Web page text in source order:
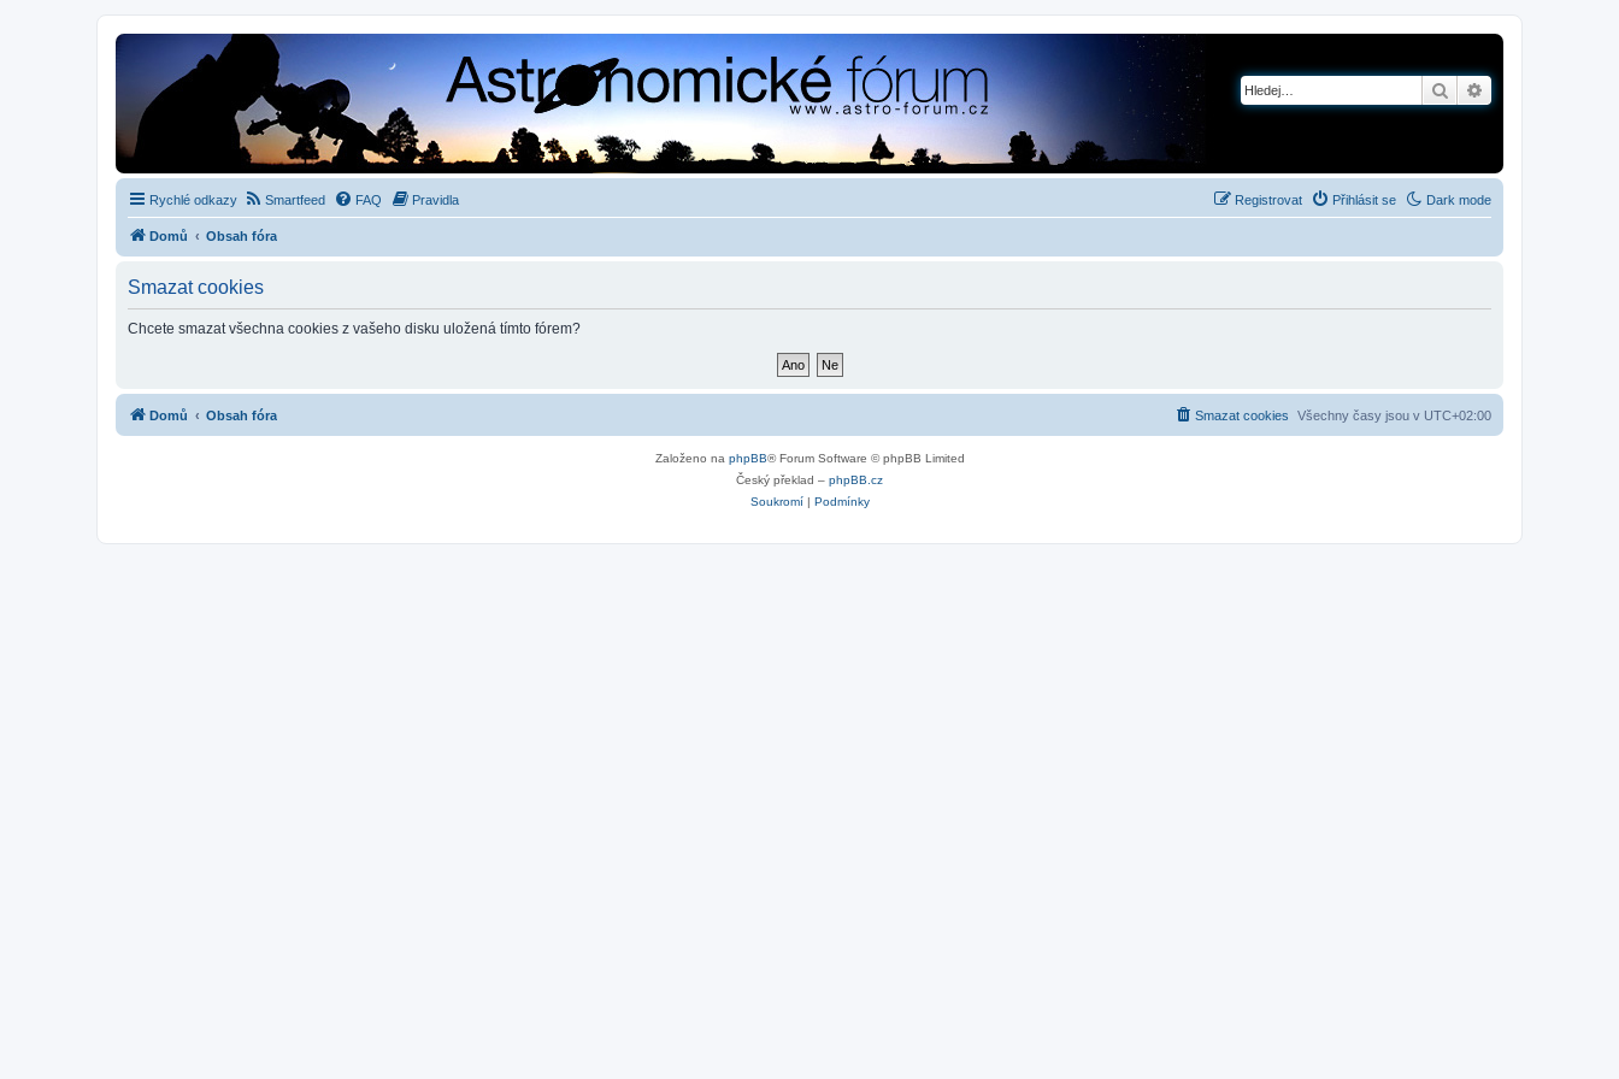
Hledat
Rychlé odkazy Dark mode
Smartfeed FAQ Pravidla Přihlásit se
Registrovat
Domů Obsah fóra
Smazat cookies
Chcete smazat všechna cookies z vašeho disku uložená tímto fórem?
Domů Obsah fóra Všechny časy jsou v UTC+02:00
Smazat cookies
Založeno na phpBB® Forum Software © phpBB Limited
Český překlad – phpBB.cz
Soukromí| Podmínky